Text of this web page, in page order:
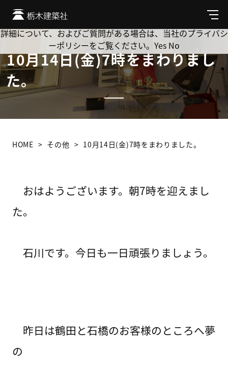
メ
ニ
ュ
10月14日(金)7時をまわりまし
た。
HOME その他 10月14日(金)7時をまわりました。
おはようございます。朝7時を迎えまし
た。
石川です。今日も一日頑張りましょう。
昨日は鶴田と石橋のお客様のところへ夢
の
Cookie を使用して、お客様の活動を追跡してもよろしいです
か? 当社ではお客様のプライバシーを極めて重視しています。
詳細について、およびご質問がある場合は、当社のプライバシ
ーポリシーをご覧ください。 Yes No